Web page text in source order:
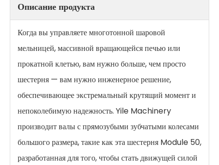
Описание продукта
Когда вы управляете многотонной шаровой
мельницей, массивной вращающейся печью или
прокатной клетью, вам нужно больше, чем просто
шестерня — вам нужно инженерное решение,
обеспечивающее экстремальный крутящий момент и
непоколебимую надежность. Yile Machinery
производит валы с прямозубыми зубчатыми колесами
большого размера, такие как эта шестерня Module 50,
разработанная для того, чтобы стать движущей силой